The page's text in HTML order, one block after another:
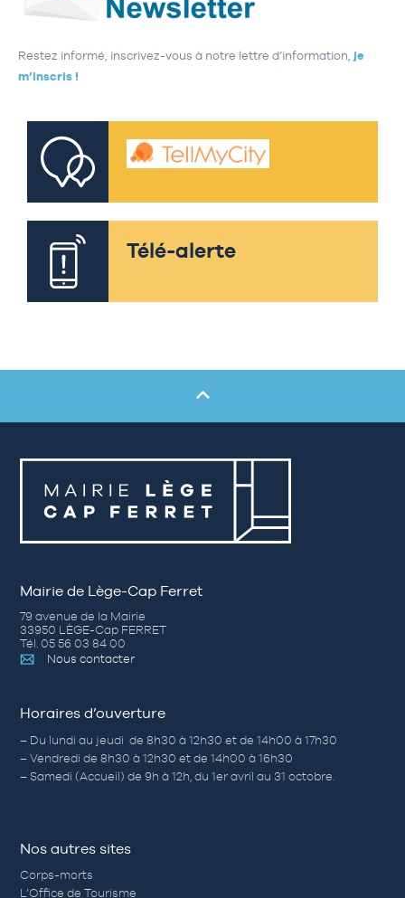
Restez informé, inscrivez-vous à notre lettre d’information, je
m’inscris !
Télé-alerte
Mairie de Lège-Cap Ferret
79 avenue de la Mairie
33950 LÈGE-Cap FERRET
Tél. 05 56 03 84 00
Nous contacter
Horaires d’ouverture
– Du lundi au jeudi de 8h30 à 12h30 et de 14h00 à 17h30
– Vendredi de 8h30 à 12h30 et de 14h00 à 16h30
– Samedi (Accueil) de 9h à 12h, du 1er avril au 31 octobre.
Nos autres sites
Corps-morts
L’Office de Tourisme